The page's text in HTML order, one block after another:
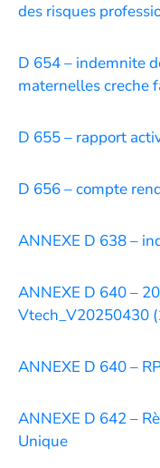
des risques
D 654 – indemnite
maternelles creche
D 655 – rapport
D 656 – compte
ANNEXE D 638 –
ANNEXE D 640 –
Vtech_V20250430
ANNEXE D 640 –
ANNEXE D 642 –
Unique